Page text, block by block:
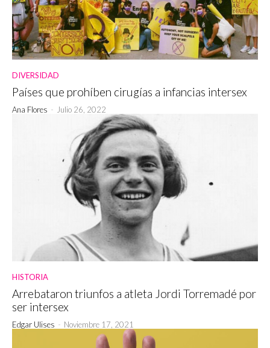
DIVERSIDAD
Países que prohíben cirugías a infancias intersex
Ana Flores - Julio 26, 2022
HISTORIA
Arrebataron triunfos a atleta Jordi Torremadé por
ser intersex
Edgar Ulises - Noviembre 17, 2021